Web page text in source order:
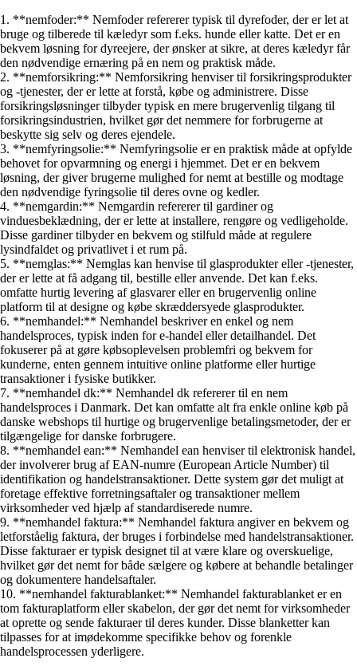
1. **nemfoder:** Nemfoder refererer typisk til dyrefoder, der er let at
bruge og tilberede til kæledyr som f.eks. hunde eller katte. Det er en
bekvem løsning for dyreejere, der ønsker at sikre, at deres kæledyr får
den nødvendige ernæring på en nem og praktisk måde.
2. **nemforsikring:** Nemforsikring henviser til forsikringsprodukter
og -tjenester, der er lette at forstå, købe og administrere. Disse
forsikringsløsninger tilbyder typisk en mere brugervenlig tilgang til
forsikringsindustrien, hvilket gør det nemmere for forbrugerne at
beskytte sig selv og deres ejendele.
3. **nemfyringsolie:** Nemfyringsolie er en praktisk måde at opfylde
behovet for opvarmning og energi i hjemmet. Det er en bekvem
løsning, der giver brugerne mulighed for nemt at bestille og modtage
den nødvendige fyringsolie til deres ovne og kedler.
4. **nemgardin:** Nemgardin refererer til gardiner og
vinduesbeklædning, der er lette at installere, rengøre og vedligeholde.
Disse gardiner tilbyder en bekvem og stilfuld måde at regulere
lysindfaldet og privatlivet i et rum på.
5. **nemglas:** Nemglas kan henvise til glasprodukter eller -tjenester,
der er lette at få adgang til, bestille eller anvende. Det kan f.eks.
omfatte hurtig levering af glasvarer eller en brugervenlig online
platform til at designe og købe skræddersyede glasprodukter.
6. **nemhandel:** Nemhandel beskriver en enkel og nem
handelsproces, typisk inden for e-handel eller detailhandel. Det
fokuserer på at gøre købsoplevelsen problemfri og bekvem for
kunderne, enten gennem intuitive online platforme eller hurtige
transaktioner i fysiske butikker.
7. **nemhandel dk:** Nemhandel dk refererer til en nem
handelsproces i Danmark. Det kan omfatte alt fra enkle online køb på
danske webshops til hurtige og brugervenlige betalingsmetoder, der er
tilgængelige for danske forbrugere.
8. **nemhandel ean:** Nemhandel ean henviser til elektronisk handel,
der involverer brug af EAN-numre (European Article Number) til
identifikation og handelstransaktioner. Dette system gør det muligt at
foretage effektive forretningsaftaler og transaktioner mellem
virksomheder ved hjælp af standardiserede numre.
9. **nemhandel faktura:** Nemhandel faktura angiver en bekvem og
letforståelig faktura, der bruges i forbindelse med handelstransaktioner.
Disse fakturaer er typisk designet til at være klare og overskuelige,
hvilket gør det nemt for både sælgere og købere at behandle betalinger
og dokumentere handelsaftaler.
10. **nemhandel fakturablanket:** Nemhandel fakturablanket er en
tom fakturaplatform eller skabelon, der gør det nemt for virksomheder
at oprette og sende fakturaer til deres kunder. Disse blanketter kan
tilpasses for at imødekomme specifikke behov og forenkle
handelsprocessen yderligere.